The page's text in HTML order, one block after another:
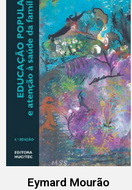
Eymard Mourão